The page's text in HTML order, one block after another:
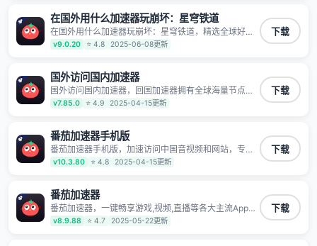
在国外用什么加速器玩崩坏：星穹铁道
在国外用什么加速器玩崩坏：星穹铁道，精选全球好物
针对海外华人、留学生和海外出差用户打造的一款高质
量专属回国加速器,只要身处海外即可一键加速畅享国内
办公、炒股等多场景的应用及网络加速
v9.0.20 ⭐ 4.8 2025-06-08更新
下载
国外访问国内加速器
国外访问国内加速器，回国加速器拥有全球海量节点覆
盖，运营商专线不卡顿超稳定，专为海外华人和留学生
打造，帮助海外华人免除地域限制，随时高速稳定低延
v7.85.0 ⭐ 4.9 2025-04-15更新
下载
番茄加速器手机版
番茄加速器手机版，加速访问中国音视频和网站，专业
回国加速器，帮你加速访问优酷、bilibili、腾讯视频、爱
奇艺等，加速国服游戏，例如原神、阴阳师、和平精
明日方舟、战双帕弥什、sky光·遇、另一个伊甸园等国
内各种服务,回国加速器致力于帮助海外华人和留学生、
港澳台地区用户提供最好的回国游戏和音乐视频加速服
务，可以在海外或港澳台地区流畅加速国服游戏和音视
v10.3.80 ⭐ 4.8 2025-04-15更新
下载
番茄加速器
番茄加速器，一键畅享游戏,视频,直播等各大主流App应
用,视频加载极速不卡顿。人在海外听歌,玩国服游戏 简
单易用。
v8.9.88 ⭐ 4.7 2025-05-22更新
下载